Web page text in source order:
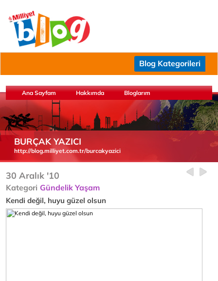
Blog Kategorileri
Ana Sayfam Hakkımda Bloglarım
BURÇAK YAZICI
http://blog.milliyet.com.tr/burcakyazici
30 Aralık '10
Kategori Gündelik Yaşam
Kendi değil, huyu güzel olsun